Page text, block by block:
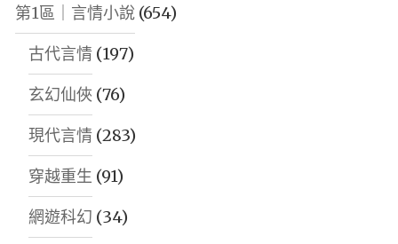
第1區｜言情小說(654)
古代言情(197)
玄幻仙俠 (76)
現代言情(283)
穿越重生 (91)
網遊科幻 (34)